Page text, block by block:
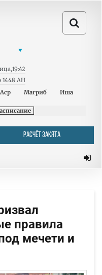
,19:42
AH
Аср Магриб Иша
РАСЧЁТ ЗАКЯТА
правила
мечети и